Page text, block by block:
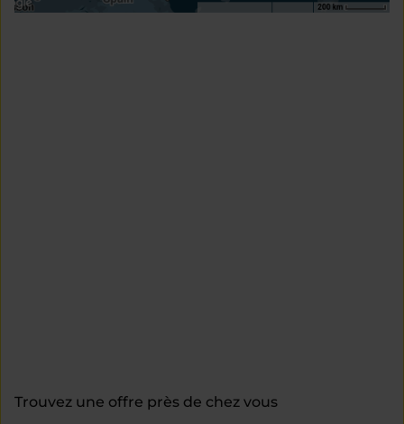
Trouvez une offre près de chez vous